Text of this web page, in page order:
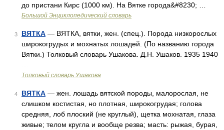
до пристани Кирс (1000 км). На Вятке города&#8230; …
Большой Энциклопедический словарь
3 ВЯТКА — ВЯТКА, вятки, жен. (спец.). Порода низкорослых
широкогрудых и мохнатых лошадей. (По названию города
Вятки.) Толковый словарь Ушакова. Д.Н. Ушаков. 1935 1940
Толковый словарь Ушакова
4 ВЯТКА — жен. лошадь вятской породы, малорослая, не
слишком костистая, но плотная, широкогрудая; голова
средняя, лоб плоский (не круглый), щетка мохнатая, глаза
живые; телом кругла и вообще резва; масть: рыжая, бурая,